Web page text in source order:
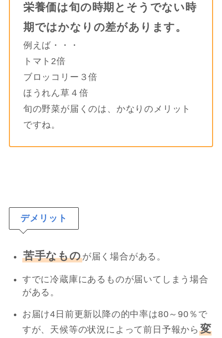
栄養価は旬の時期とそうでない時
期ではかなりの差があります。
例えば・・・
トマト2倍
ブロッコリー３倍
ほうれん草４倍
旬の野菜が届くのは、かなりのメリット
ですね。
デメリット
苦手なものが届く場合がある。
すでに冷蔵庫にあるものが届いてしまう場合
がある。
お届け4日前更新以降の的中率は80～90％で
すが、天候等の状況によって前日予報から変